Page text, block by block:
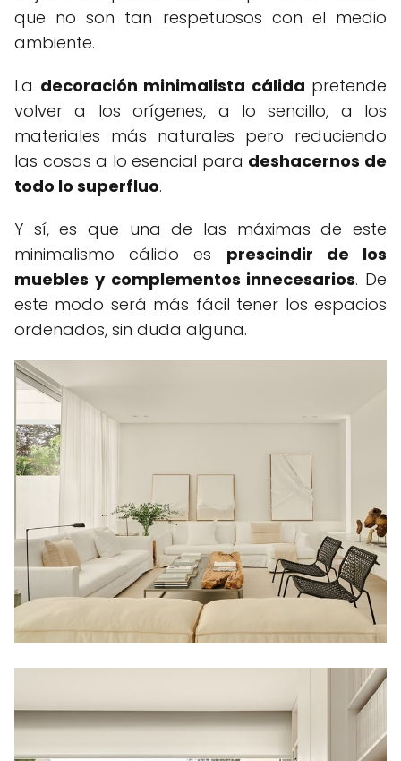
que no son tan respetuosos con el medio
ambiente.
La decoración minimalista cálida pretende
volver a los orígenes, a lo sencillo, a los
materiales más naturales pero reduciendo
las cosas a lo esencial para deshacernos de
todo lo superfluo.
Y sí, es que una de las máximas de este
minimalismo cálido es prescindir de los
muebles y complementos innecesarios. De
este modo será más fácil tener los espacios
ordenados, sin duda alguna.